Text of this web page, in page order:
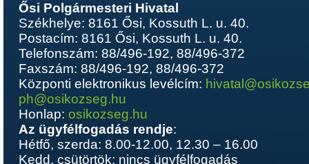
Ősi Polgármesteri Hivatal
Székhelye: 8161 Ősi, Kossuth L. u. 40.
Postacím: 8161 Ősi, Kossuth L. u. 40.
Telefonszám: 88/496-192, 88/496-372
Faxszám: 88/496-192, 88/496-372
Központi elektronikus levélcím:
ph@osikozseg.hu
Honlap:osikozseg.hu
Az ügyfélfogadás rendje:
Hétfő, szerda: 8.00-12.00, 12.30 – 16.00
Kedd, csütörtök: nincs ügyfélfogadás